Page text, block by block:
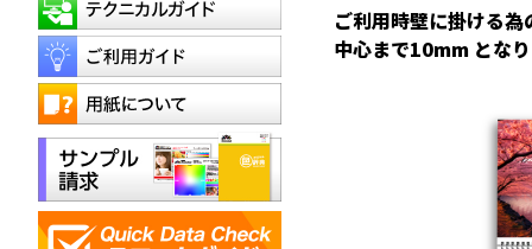
ご利用時壁に掛ける
中心まで10mm とな